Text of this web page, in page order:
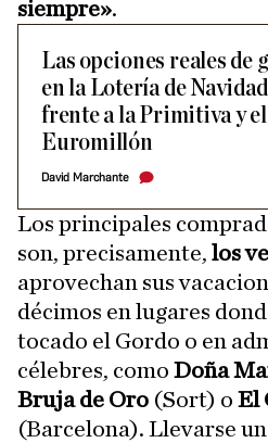
siempre».
Las opciones reales de
en la Lotería de Navidad
frente a la Primitiva y el
Euromillón
David Marchante
Los principales
son, precisamente, los
aprovechan sus
décimos en lugares
tocado el Gordo o en
célebres, como Doña
Bruja de Oro (Sort) o El
(Barcelona). Llevarse